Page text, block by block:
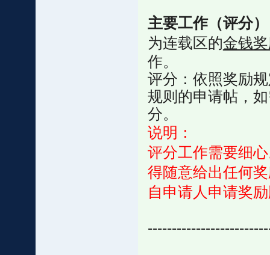
主要工作（评分
为连载区的金钱
作。
评分：依照奖励
规则的申请帖，
分。
说明：
评分工作需要细
得随意给出任何
自申请人申请奖